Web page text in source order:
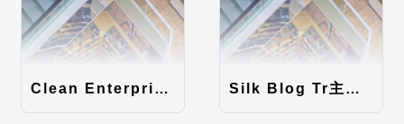
Clean Enterprise主题汉化包 Silk Blog Tr主题汉化包